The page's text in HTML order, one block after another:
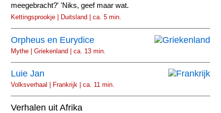
meegebracht?' 'Niks, geef maar wat.
Kettingsprookje | Duitsland | ca. 5 min.
Orpheus en Eurydice
Mythe | Griekenland | ca. 13 min.
Luie Jan
Volksverhaal | Frankrijk | ca. 11 min.
Verhalen uit Afrika